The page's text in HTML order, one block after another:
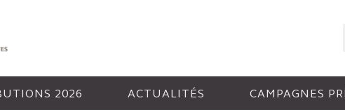
2026 ACTUALITÉS CAMPAGNES